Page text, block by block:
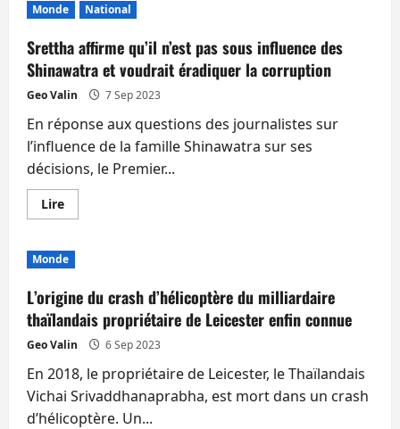
Monde National
Srettha affirme qu’il n’est pas sous influence des
Shinawatra et voudrait éradiquer la corruption
Geo Valin 7 Sep 2023
En réponse aux questions des journalistes sur
l’influence de la famille Shinawatra sur ses
décisions, le Premier...
LireEn
savoir
Srettha
affirme
n’est
pas
sous
influence
des
Shinawatra
et
voudrait
éradiquer
la
corruption
Monde
L’origine du crash d’hélicoptère du milliardaire
thaïlandais propriétaire de Leicester enfin connue
Geo Valin 6 Sep 2023
En 2018, le propriétaire de Leicester, le Thaïlandais
Vichai Srivaddhanaprabha, est mort dans un crash
d’hélicoptère. Un...